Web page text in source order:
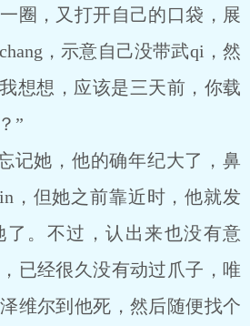
圈，又打开自己的口袋，展
，示意自己没带武qi，然
想想，应该是三天前，你载
”
她，他的确年纪大了，鼻
，但她之前靠近时，他就发
了。不过，认出来也没有意
已经很久没有动过爪子，唯
维尔到他死，然后随便找个